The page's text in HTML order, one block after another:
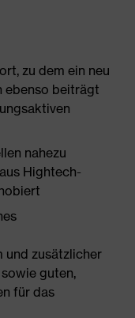
zu dem ein neu
ebenso beiträgt
nahezu
Hightech-
zusätzlicher
guten,
für das